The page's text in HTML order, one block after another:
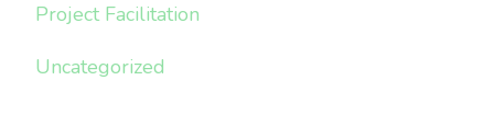
Project Facilitation
Uncategorized